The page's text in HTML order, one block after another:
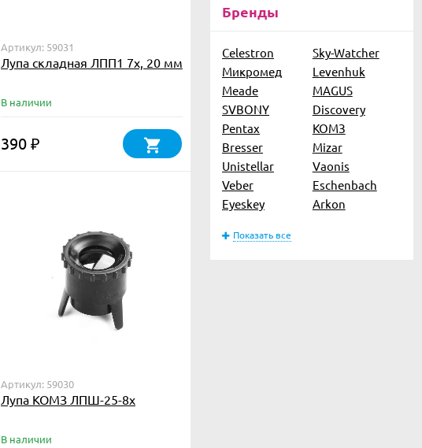
Бренды
Celestron
Sky-Watcher
Микромед
Levenhuk
Meade
MAGUS
SVBONY
Discovery
Pentax
КОМЗ
Bresser
Mizar
Unistellar
Vaonis
Veber
Eschenbach
Eyeskey
Arkon
Показать все
Артикул: 59031
Лупа складная ЛПП1 7х, 20 мм
В наличии
390 ₽
Артикул: 59030
Лупа КОМЗ ЛПШ-25-8х
В наличии